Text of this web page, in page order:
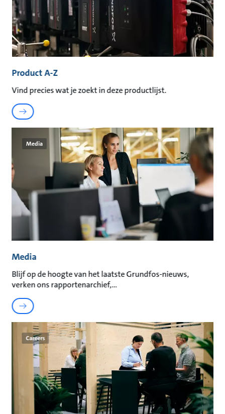
Product A-Z
Vind precies wat je zoekt in deze productlijst.
Media
Media
Blijf op de hoogte van het laatste Grundfos-nieuws,
verken ons rapportenarchief,
Careers